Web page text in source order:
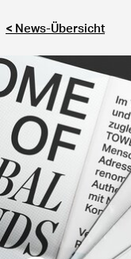
< News-Übersicht